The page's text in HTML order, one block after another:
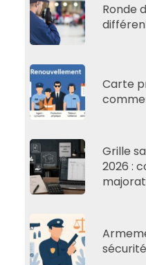
Ronde
Carte
Grille
2026 :